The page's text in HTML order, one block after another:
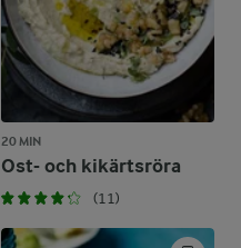
20 MIN
Ost- och kikärtsröra
(11)